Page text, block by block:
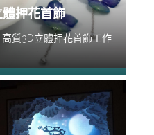
押花首飾
質3D立體押花首飾工作